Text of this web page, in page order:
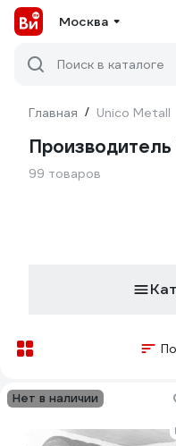
Москва
Поиск в каталоге
Главная / Unico Metall
99 товаров
Нет в наличии